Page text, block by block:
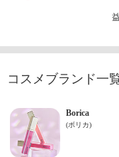
コスメブランド一